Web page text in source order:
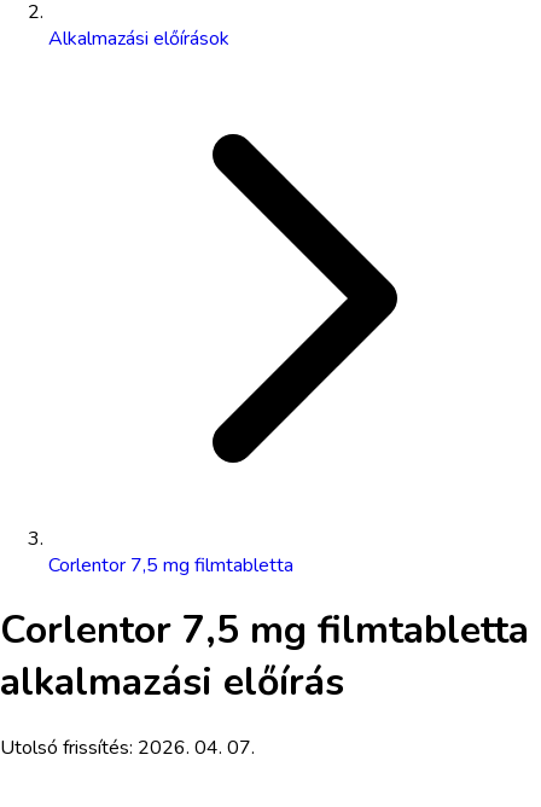
Alkalmazási előírások
Corlentor 7,5 mg filmtabletta
Corlentor 7,5 mg filmtabletta
alkalmazási előírás
Utolsó frissítés: 2026. 04. 07.